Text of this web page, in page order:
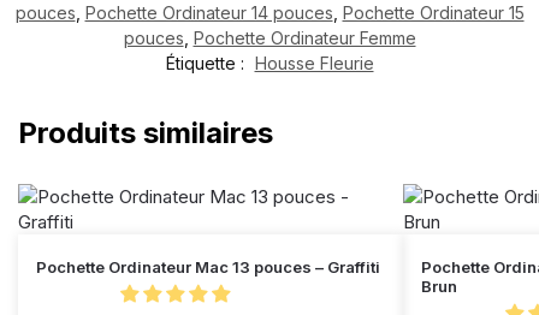
pouces Pochette Ordinateur 14 pouces Pochette Ordinateur 15
pouces Pochette Ordinateur Femme
Étiquette : Housse Fleurie
Produits similaires
Pochette Ordinateur Mac 13 pouces – Graffiti
Pochette
Brun